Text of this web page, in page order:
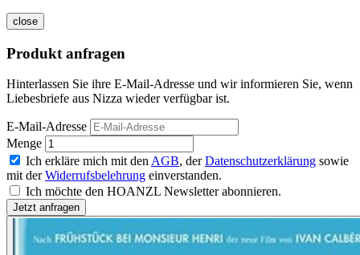
close
Produkt anfragen
Hinterlassen Sie ihre E-Mail-Adresse und wir informieren Sie, wenn
Liebesbriefe aus Nizza wieder verfügbar ist.
E-Mail-Adresse
Menge
Ich erkläre mich mit den AGB, derDatenschutzerklärung sowie
mit derWiderrufsbelehrung einverstanden.
Ich möchte den HOANZL Newsletter abonnieren.